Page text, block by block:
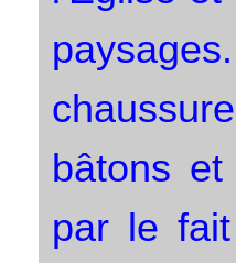
bâtons
par le